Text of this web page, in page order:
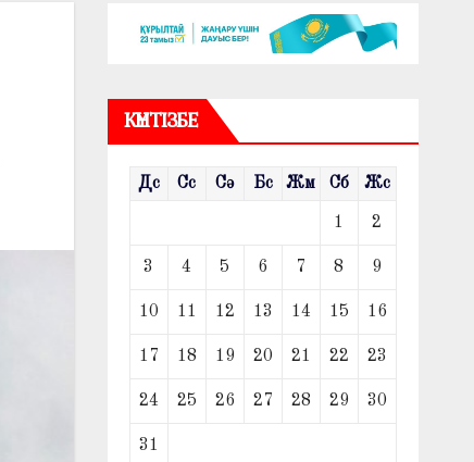
КҮНТІЗБЕ
Дс Сс Сә Бс Жм Сб Жс
1 2
3 4 5 6 7 8 9
10 11 12 13 14 15 16
17 18 19 20 21 22 23
24 25 26 27 28 29 30
31